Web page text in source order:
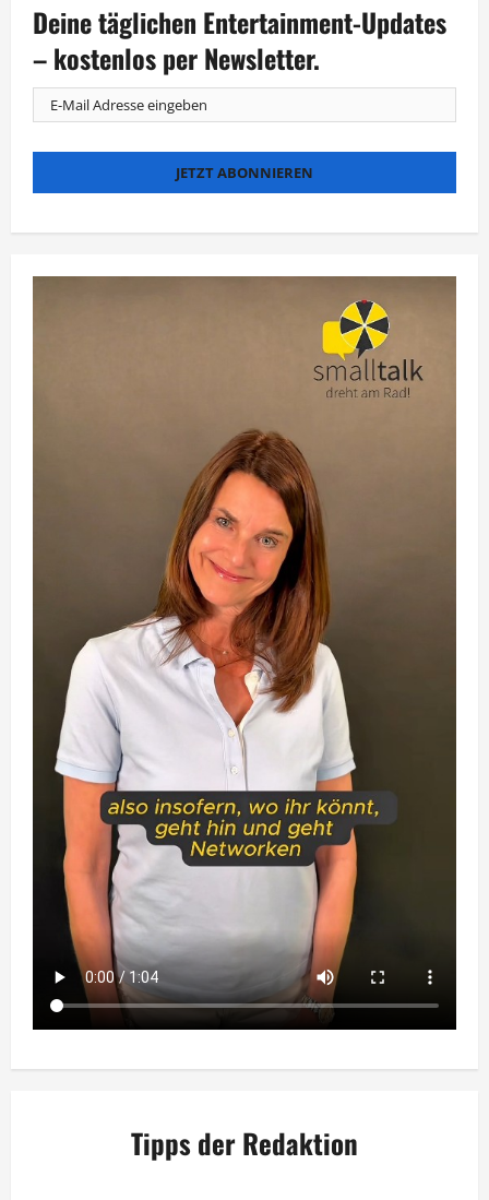
Deine täglichen Entertainment-Updates
– kostenlos per Newsletter.
Tipps der Redaktion